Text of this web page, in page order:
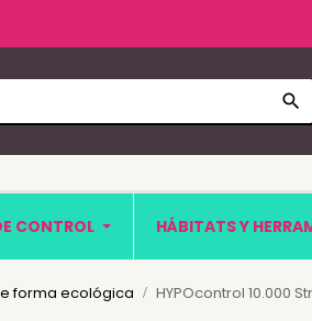
search
CONTROL HÁBITATS Y
forma ecológica
HYPOcontrol 10.000